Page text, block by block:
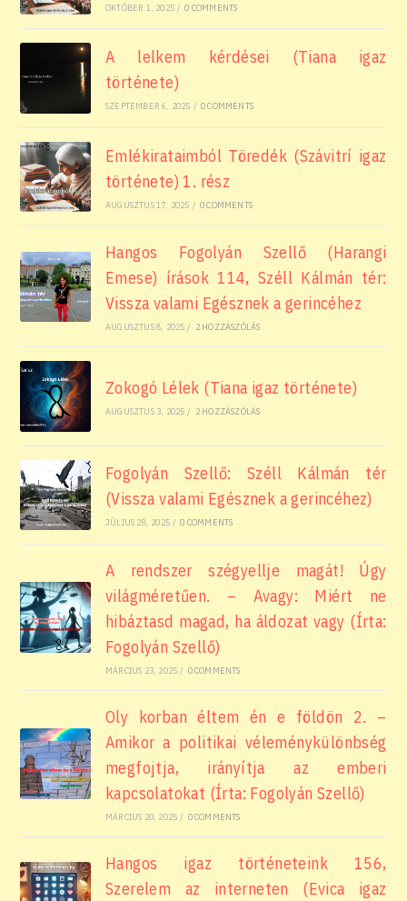
OKTÓBER 1, 2025 / 0 COMMENTS
A lelkem kérdései (Tiana igaz
története)
SZEPTEMBER 6, 2025 / 0 COMMENTS
Emlékirataimból Töredék (Szávitrí igaz
története) 1. rész
AUGUSZTUS 17, 2025 / 0 COMMENTS
Hangos Fogolyán Szellő (Harangi
Emese) írások 114, Széll Kálmán tér:
Vissza valami Egésznek a gerincéhez
AUGUSZTUS 8, 2025 / 2 HOZZÁSZÓLÁS
Zokogó Lélek (Tiana igaz története)
AUGUSZTUS 3, 2025 / 2 HOZZÁSZÓLÁS
Fogolyán Szellő: Széll Kálmán tér
(Vissza valami Egésznek a gerincéhez)
JÚLIUS 28, 2025 / 0 COMMENTS
A rendszer szégyellje magát! Úgy
világméretűen. – Avagy: Miért ne
hibáztasd magad, ha áldozat vagy (Írta:
Fogolyán Szellő)
MÁRCIUS 23, 2025 / 0 COMMENTS
Oly korban éltem én e földön 2. –
Amikor a politikai véleménykülönbség
megfojtja, irányítja az emberi
kapcsolatokat (Írta: Fogolyán Szellő)
MÁRCIUS 20, 2025 / 0 COMMENTS
Hangos igaz történeteink 156,
Szerelem az interneten (Evica igaz